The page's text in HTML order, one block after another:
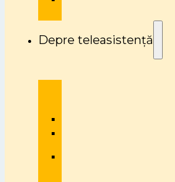
Depre teleasistență